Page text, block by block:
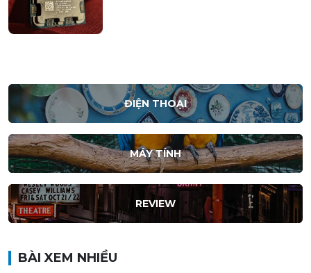
ĐIỆN THOẠI
MÁY TÍNH
REVIEW
BÀI XEM NHIỀU